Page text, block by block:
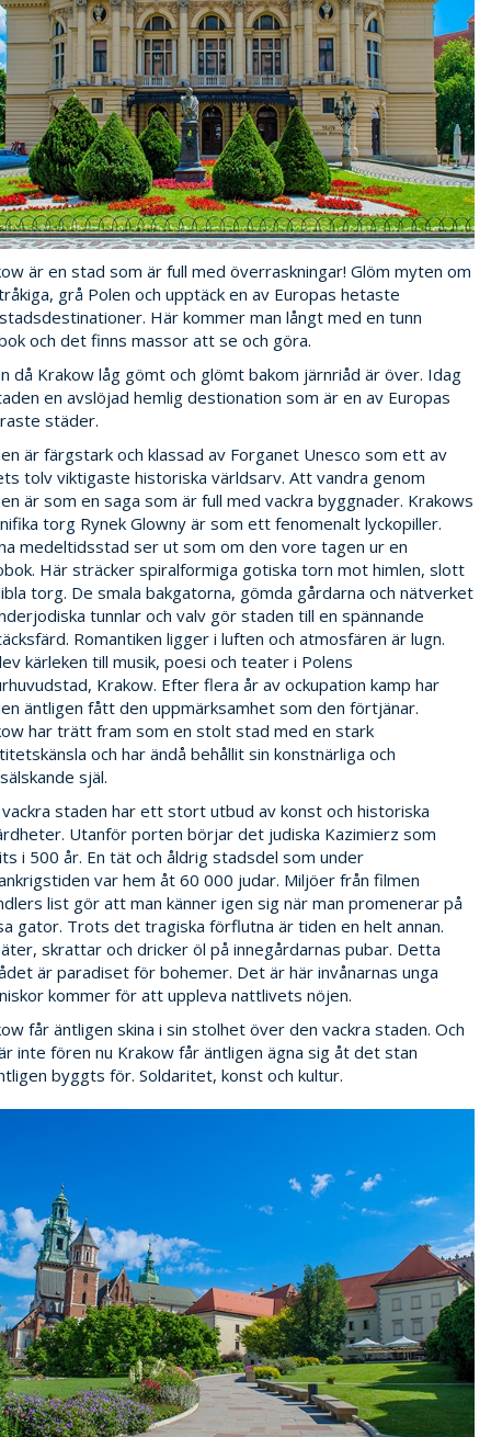
är en stad som är full med överraskningar! Glöm myten om
grå Polen och upptäck en av Europas hetaste
Här kommer man långt med en tunn
och det finns massor att se och göra.
då Krakow låg gömt och glömt bakom järnriåd är över. Idag
en avslöjad hemlig destionation som är en av Europas
städer.
är färgstark och klassad av Forganet Unesco som ett av
tolv viktigaste historiska världsarv. Att vandra genom
är som en saga som är full med vackra byggnader. Krakows
torg Rynek Glowny är som ett fenomenalt lyckopiller.
medeltidsstad ser ut som om den vore tagen ur en
Här sträcker spiralformiga gotiska torn mot himlen, slott
torg. De smala bakgatorna, gömda gårdarna och nätverket
tunnlar och valv gör staden till en spännande
Romantiken ligger i luften och atmosfären är lugn.
kärleken till musik, poesi och teater i Polens
Krakow. Efter flera år av ockupation kamp har
äntligen fått den uppmärksamhet som den förtjänar.
har trätt fram som en stolt stad med en stark
och har ändå behållit sin konstnärliga och
själ.
staden har ett stort utbud av konst och historiska
Utanför porten börjar det judiska Kazimierz som
i 500 år. En tät och åldrig stadsdel som under
var hem åt 60 000 judar. Miljöer från filmen
list gör att man känner igen sig när man promenerar på
gator. Trots det tragiska förflutna är tiden en helt annan.
skrattar och dricker öl på innegårdarnas pubar. Detta
är paradiset för bohemer. Det är här invånarnas unga
kommer för att uppleva nattlivets nöjen.
får äntligen skina i sin stolhet över den vackra staden. Och
inte fören nu Krakow får äntligen ägna sig åt det stan
byggts för. Soldaritet, konst och kultur.